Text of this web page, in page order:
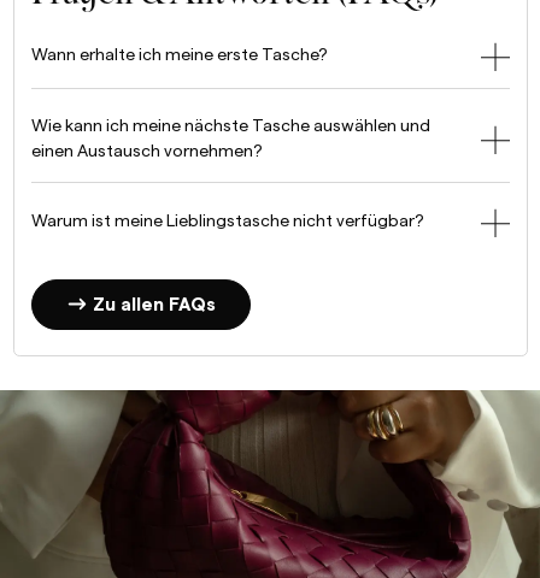
Wann erhalte ich meine erste Tasche?
Wie kann ich meine nächste Tasche auswählen und
einen Austausch vornehmen?
Warum ist meine Lieblingstasche nicht verfügbar?
Zu allen FAQs